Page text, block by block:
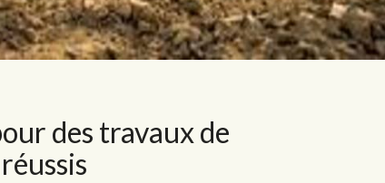
des travaux de